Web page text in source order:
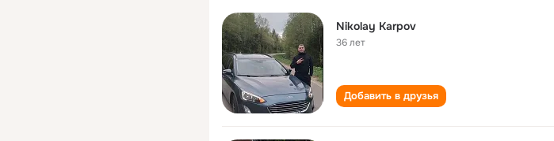
Nikolay Karpov
36 лет
Добавить в друзья